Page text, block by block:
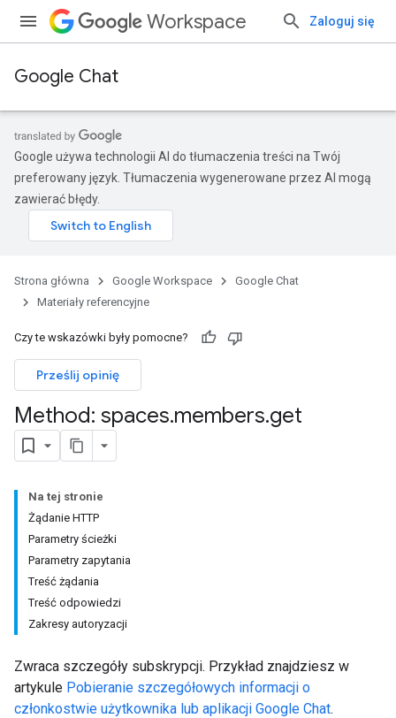
Workspace Zaloguj się
Google Chat
Google używa technologii AI do tłumaczenia treści na Twój
preferowany język. Tłumaczenia wygenerowane przez AI mogą
zawierać błędy.
Strona główna Google Workspace
Google Chat
Materiały referencyjne
Czy te wskazówki były pomocne?
Prześlij opinię
Method: spaces.members.get
Na tej stronie
Żądanie HTTP
Parametry ścieżki
Parametry zapytania
Treść żądania
Treść odpowiedzi
Zakresy autoryzacji
Zwraca szczegóły subskrypcji. Przykład znajdziesz w
artykule Pobieranie szczegółowych informacji o
członkostwie użytkownika lub aplikacji Google Chat.